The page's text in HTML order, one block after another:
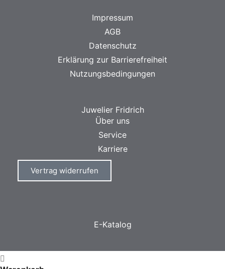
Impressum
AGB
Datenschutz
Erklärung zur Barrierefreiheit
Nutzungsbedingungen
Juwelier Fridrich
Über uns
Service
Karriere
Vertrag widerrufen
E-Katalog